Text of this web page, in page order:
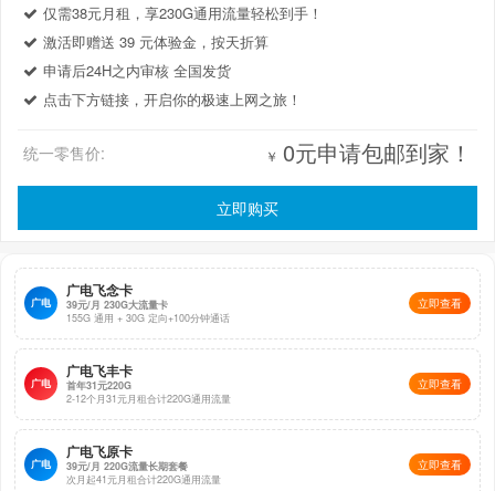
仅需38元月租，享230G通用流量轻松到手！
激活即赠送 39 元体验金，按天折算
申请后24H之内审核 全国发货
点击下方链接，开启你的极速上网之旅！
￥ 0元申请包邮到家！
统一零售价:
立即购买
广电
广电飞念卡
39元/月 230G大流量卡
155G 通用 + 30G 定向+100分钟通话
立即查看
广电
广电飞丰卡
首年31元220G
2-12个月31元月租合计220G通用流量
立即查看
广电
广电飞原卡
39元/月 220G流量长期套餐
次月起41元月租合计220G通用流量
立即查看